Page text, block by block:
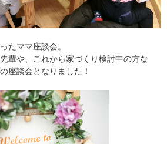
たママ座談会。
輩や、これから家づくり検討中の方な
座談会となりました！